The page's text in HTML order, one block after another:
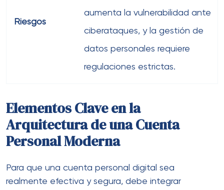
Riesgos
aumenta la vulnerabilidad ante
ciberataques, y la gestión de
datos personales requiere
regulaciones estrictas.
Elementos Clave en la
Arquitectura de una Cuenta
Personal Moderna
Para que una cuenta personal digital sea
realmente efectiva y segura, debe integrar